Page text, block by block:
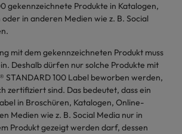
gekennzeichnete Produkte in Katalogen,
in anderen Medien wie z. B. Social
mit dem gekennzeichneten Produkt muss
Deshalb dürfen nur solche Produkte mit
STANDARD 100 Label beworben werden,
zertifiziert sind. Das bedeutet, dass ein
in Broschüren, Katalogen, Online-
Medien wie z. B. Social Media nur in
Produkt gezeigt werden darf, dessen